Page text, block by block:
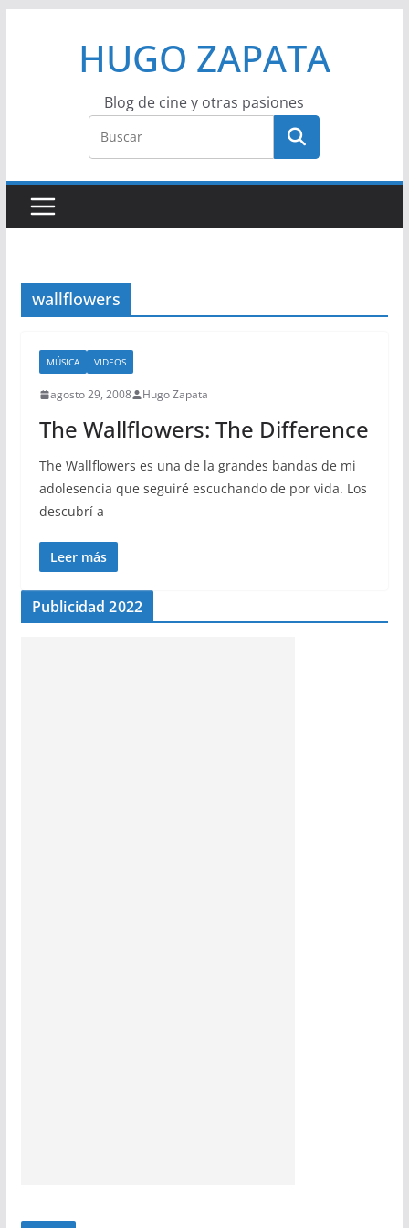
HUGO ZAPATA
Blog de cine y otras pasiones
wallflowers
MÚSICA VIDEOS
agosto 29, 2008 Hugo Zapata
The Wallflowers: The Difference
The Wallflowers es una de la grandes bandas de mi
adolesencia que seguiré escuchando de por vida. Los
descubrí a
Leer más
Publicidad 2022